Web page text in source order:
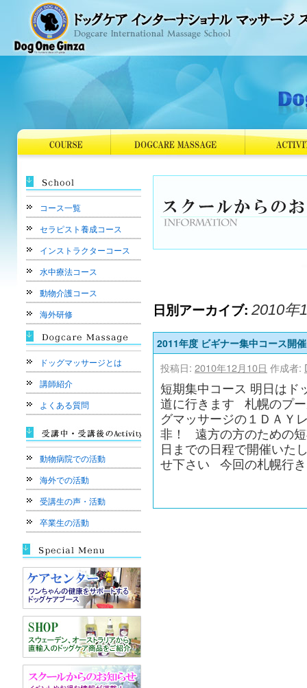
コース一覧
セラピスト養成コース
インストラクターコース
水中療法コース
動物介護コース
海外研修
ドッグマッサージとは
講師紹介
よくある質問
動物病院での活動
海外での活動
受講生の声・活動
卒業生の活動
日別アーカイブ: 2010年
2011年度 ビギナー集中コース開
投稿日: 2010年12月10日 作成者:
短期集中コース 明日はド
道に行きます 札幌のプ
グマッサージの１ＤＡＹ
非！ 遠方の方のための
日までの日程で開催いた
せ下さい 今回の札幌行